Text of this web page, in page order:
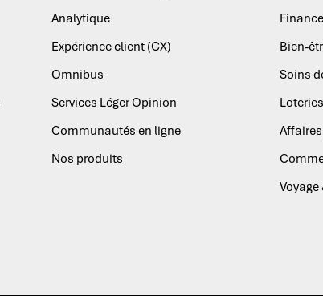
Analytique
Expérience client (CX)
Omnibus
Services Léger Opinion
Communautés en ligne
Nos produits
Finance
Bien-
Soins